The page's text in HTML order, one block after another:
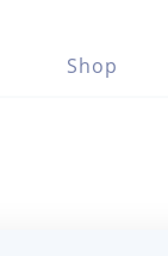
Shop